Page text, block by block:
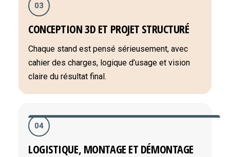
03
CONCEPTION 3D ET PROJET STRUCTURÉ
Chaque stand est pensé sérieusement, avec
cahier des charges, logique d’usage et vision
claire du résultat final.
04
LOGISTIQUE, MONTAGE ET DÉMONTAGE